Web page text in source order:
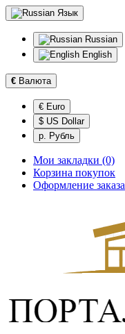
Язык
Russian
English
€ Валюта
€ Euro
$ US Dollar
р. Рубль
Мои закладки (0)
Корзина покупок
Оформление заказа